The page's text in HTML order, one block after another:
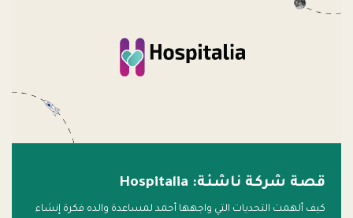
قصة شركة ناشئة: Hospitalia
كيف ألهمت التحديات التي واجهها أحمد لمساعدة والده فكرة إنشاء